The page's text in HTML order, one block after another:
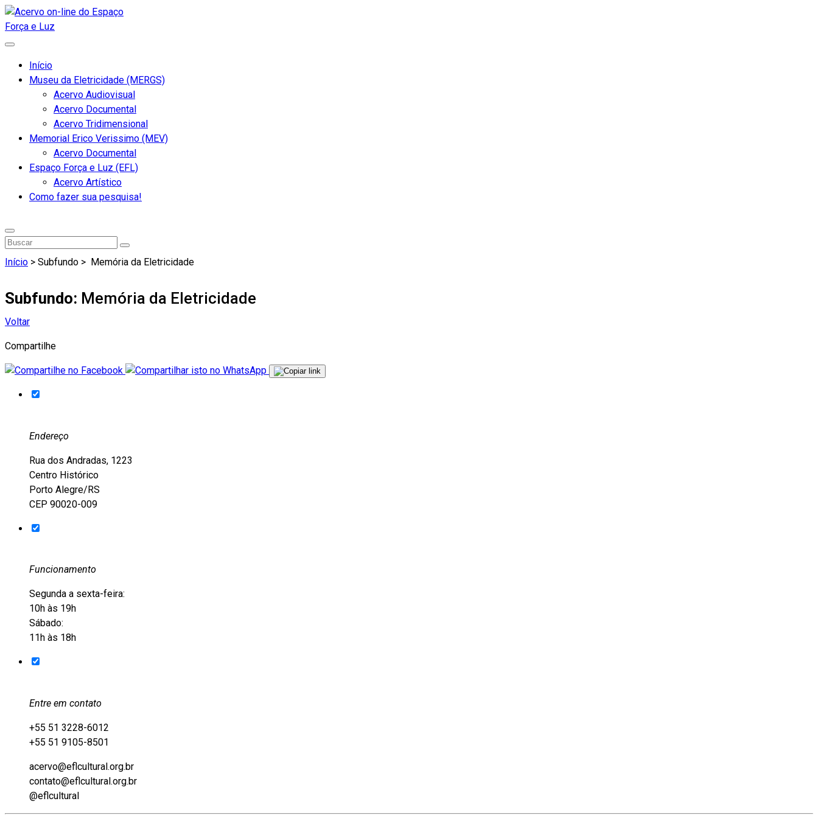
Início
Museu da Eletricidade (MERGS)
Acervo Audiovisual
Acervo Documental
Acervo Tridimensional
Memorial Erico Verissimo (MEV)
Acervo Documental
Espaço Força e Luz (EFL)
Acervo Artístico
Como fazer sua pesquisa!
Início > Subfundo > Memória da Eletricidade
Subfundo: Memória da Eletricidade
Voltar
Compartilhe
Endereço
Rua dos Andradas, 1223
Centro Histórico
Porto Alegre/RS
CEP 90020-009
Funcionamento
Segunda a sexta-feira:
10h às 19h
Sábado:
11h às 18h
Entre em contato
+55 51 3228-6012
+55 51 9105-8501
acervo@eflcultural.org.br
contato@eflcultural.org.br
@eflcultural